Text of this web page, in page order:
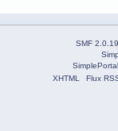
SMF 2.0.19
XHTML
Flux